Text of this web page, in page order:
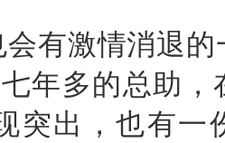
有激情消退的
年多的总助，
突出，也有一